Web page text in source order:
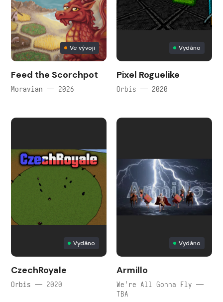
Ve vývoji
Feed the Scorchpot
Moravian — 2026
Vydáno
Pixel Roguelike
Orbis — 2020
Vydáno
CzechRoyale
Orbis — 2020
Vydáno
Armillo
We're All Gonna Fly —
TBA